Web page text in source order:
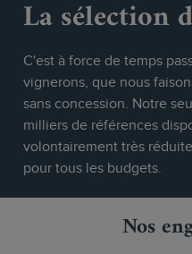
La sélection
C'est à force de temps
vignerons, que nous
sans concession. Notre
milliers de références
volontairement très
pour tous les budgets.
Nos